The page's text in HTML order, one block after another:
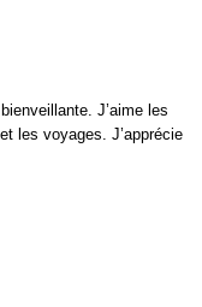
J’aime les
les voyages. J’apprécie